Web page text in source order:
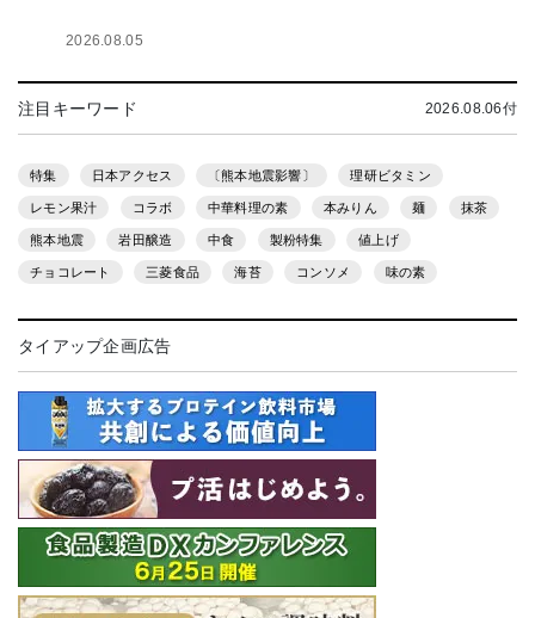
2026.08.05
注目キーワード 2026.08.06付
特集 日本アクセス 〔熊本地震影響〕 理研ビタミン
レモン果汁 コラボ 中華料理の素 本みりん 麺 抹茶
熊本地震 岩田醸造 中食 製粉特集 値上げ
チョコレート 三菱食品 海苔 コンソメ 味の素
タイアップ企画広告